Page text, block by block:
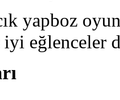
yapboz
iyi eğlenceler